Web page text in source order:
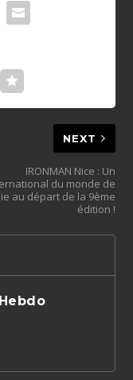
NEXT
IRONMAN Nice : Un
du monde de
au départ de la 9ème
édition !